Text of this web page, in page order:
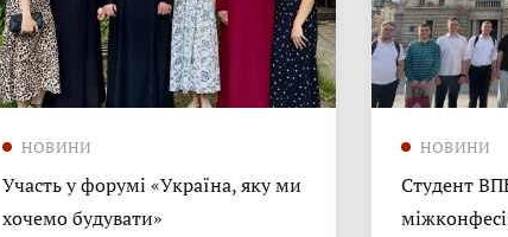
НОВИНИ
Участь у форумі «Україна, яку ми
хочемо будувати»
НОВИНИ
Студент